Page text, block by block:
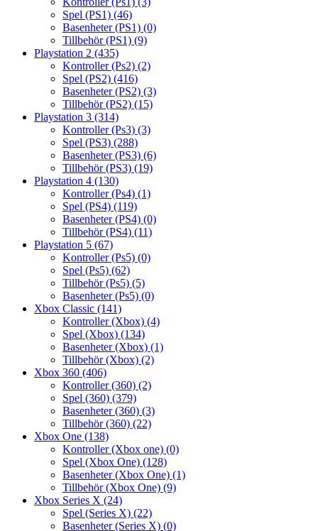
Spel (PS1) (46)
Basenheter (PS1) (0)
Tillbehör (PS1) (9)
Playstation 2 (435)
Kontroller (Ps2) (2)
Spel (PS2) (416)
Basenheter (PS2) (3)
Tillbehör (PS2) (15)
Playstation 3 (314)
Kontroller (Ps3) (3)
Spel (PS3) (288)
Basenheter (PS3) (6)
Tillbehör (PS3) (19)
Playstation 4 (130)
Kontroller (Ps4) (1)
Spel (PS4) (119)
Basenheter (PS4) (0)
Tillbehör (PS4) (11)
Playstation 5 (67)
Kontroller (Ps5) (0)
Spel (Ps5) (62)
Tillbehör (Ps5) (5)
Basenheter (Ps5) (0)
Xbox Classic (141)
Kontroller (Xbox) (4)
Spel (Xbox) (134)
Basenheter (Xbox) (1)
Tillbehör (Xbox) (2)
Xbox 360 (406)
Kontroller (360) (2)
Spel (360) (379)
Basenheter (360) (3)
Tillbehör (360) (22)
Xbox One (138)
Kontroller (Xbox one) (0)
Spel (Xbox One) (128)
Basenheter (Xbox One) (1)
Tillbehör (Xbox One) (9)
Xbox Series X (24)
Spel (Series X) (22)
Basenheter (Series X) (0)